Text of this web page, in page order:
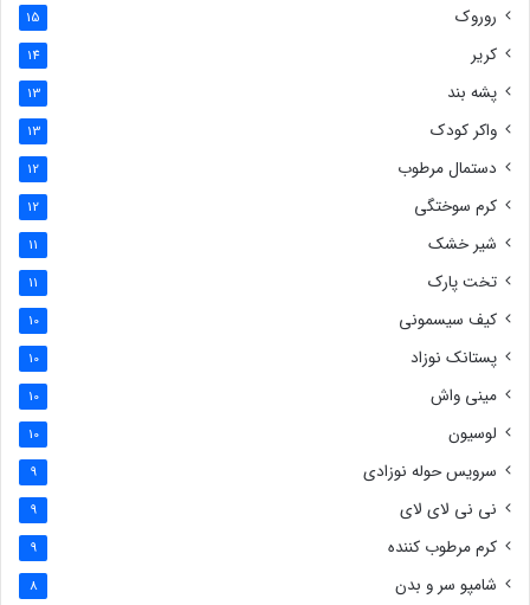
روروک 15
کریر 14
پشه بند 13
واکر کودک 13
دستمال مرطوب 12
کرم سوختگی 12
شیر خشک 11
تخت پارک 11
کیف سیسمونی 10
پستانک نوزاد 10
مینی واش 10
لوسیون 10
سرویس حوله نوزادی 9
نی نی لای لای 9
کرم مرطوب کننده 9
شامپو سر و بدن 8